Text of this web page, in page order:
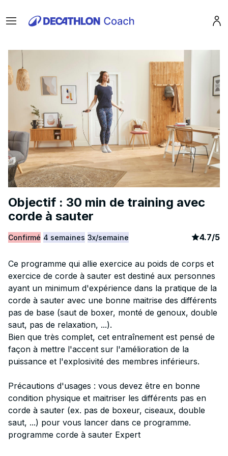
Menu
Objectif : 30 min de training avec
corde à sauter
Confirmé 4 semaines 3x/semaine article
4.7/5
Ce programme qui allie exercice au poids de corps et
exercice de corde à sauter est destiné aux personnes
ayant un minimum d'expérience dans la pratique de la
corde à sauter avec une bonne maitrise des différents
pas de base (saut de boxer, monté de genoux, double
saut, pas de relaxation, ...).
Bien que très complet, cet entraînement est pensé de
façon à mettre l'accent sur l'amélioration de la
puissance et l'explosivité des membres inférieurs.
Précautions d'usages : vous devez être en bonne
condition physique et maitriser les différents pas en
corde à sauter (ex. pas de boxeur, ciseaux, double
saut, ...) pour vous lancer dans ce programme.
programme corde à sauter Expert